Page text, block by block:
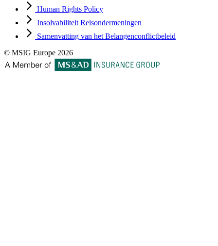
Human Rights Policy
Insolvabiliteit Reisondermeningen
Samenvatting van het Belangenconflictbeleid
© MSIG Europe 2026